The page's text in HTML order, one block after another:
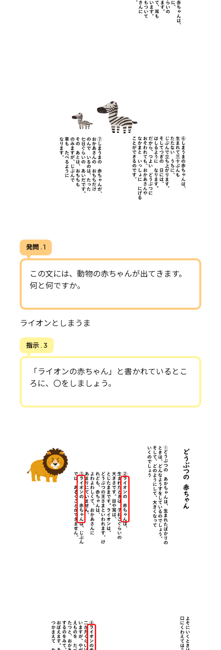
発問 . 1
この文には、動物の赤ちゃんが出てきます。
何と何ですか。
ライオンとしまうま
指示 . 3
「ライオンの赤ちゃん」と書かれているとこ
ろに、〇をしましょう。